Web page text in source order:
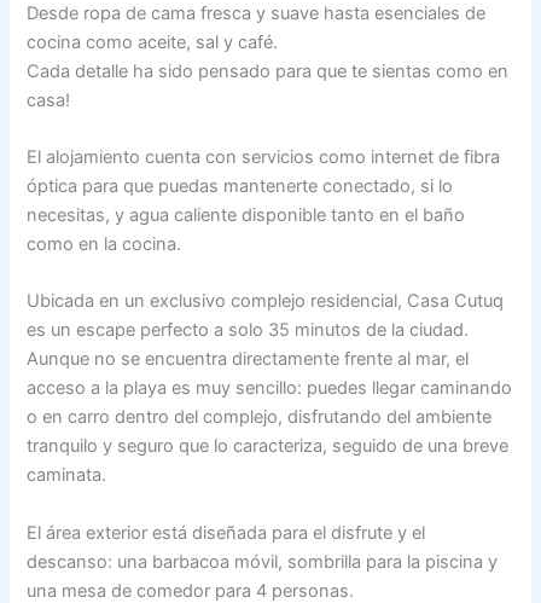
Desde ropa de cama fresca y suave hasta esenciales de
cocina como aceite, sal y café.
Cada detalle ha sido pensado para que te sientas como en
casa!
El alojamiento cuenta con servicios como internet de fibra
óptica para que puedas mantenerte conectado, si lo
necesitas, y agua caliente disponible tanto en el baño
como en la cocina.
Ubicada en un exclusivo complejo residencial, Casa Cutuq
es un escape perfecto a solo 35 minutos de la ciudad.
Aunque no se encuentra directamente frente al mar, el
acceso a la playa es muy sencillo: puedes llegar caminando
o en carro dentro del complejo, disfrutando del ambiente
tranquilo y seguro que lo caracteriza, seguido de una breve
caminata.
El área exterior está diseñada para el disfrute y el
descanso: una barbacoa móvil, sombrilla para la piscina y
una mesa de comedor para 4 personas.